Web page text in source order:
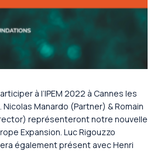
à l’IPEM 2022 à Cannes les
Manardo (Partner) & Romain
représenteront notre nouvelle
Expansion. Luc Rigouzzo
également présent avec Henri